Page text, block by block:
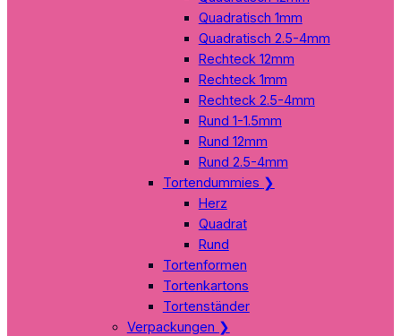
Quadratisch 1mm
Quadratisch 2.5-4mm
Rechteck 12mm
Rechteck 1mm
Rechteck 2.5-4mm
Rund 1-1.5mm
Rund 12mm
Rund 2.5-4mm
Tortendummies ❯
Herz
Quadrat
Rund
Tortenformen
Tortenkartons
Tortenständer
Verpackungen ❯